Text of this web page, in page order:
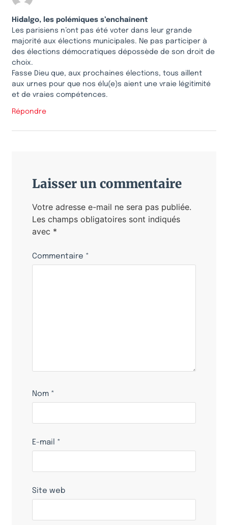
Hidalgo, les polémiques s’enchaînent
Les parisiens n’ont pas été voter dans leur grande
majorité aux élections municipales. Ne pas participer à
des élections démocratiques dépossède de son droit de
choix.
Fasse Dieu que, aux prochaines élections, tous aillent
aux urnes pour que nos élu(e)s aient une vraie légitimité
et de vraies compétences.
Répondre
Laisser un commentaire
Votre adresse e-mail ne sera pas publiée.
Les champs obligatoires sont indiqués
avec *
Commentaire *
Nom *
E-mail *
Site web